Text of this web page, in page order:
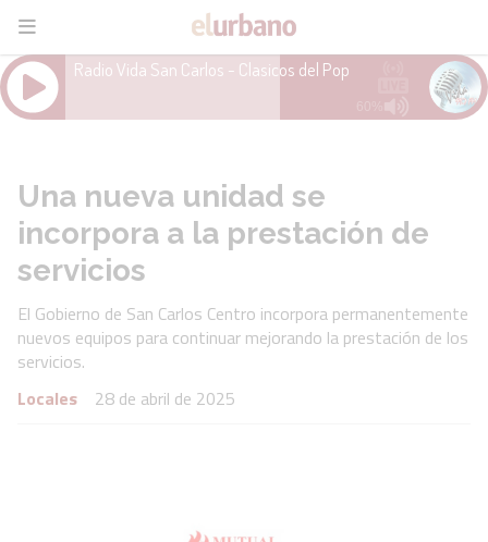
Una nueva unidad se
incorpora a la prestación de
servicios
El Gobierno de San Carlos Centro incorpora permanentemente
nuevos equipos para continuar mejorando la prestación de los
servicios.
Locales
28 de abril de 2025